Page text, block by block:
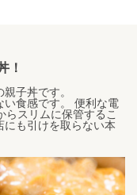
！
子丼です。
食感です。 便利な電
らスリムに保管するこ
にも引けを取らない本